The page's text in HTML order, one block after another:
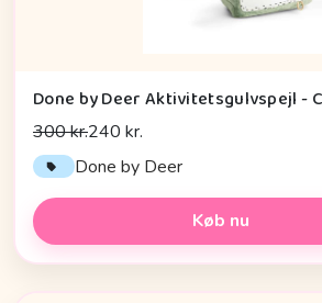
Done by Deer Aktivitetsgulvspejl -
300 kr.240 kr.
Done by Deer
Køb nu